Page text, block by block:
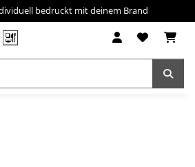
bedruckt mit deinem Brand